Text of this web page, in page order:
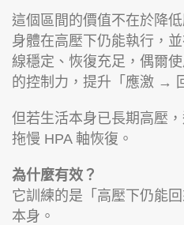
這個區間的價值不在於降
身體在高壓下仍能執行，
線穩定、恢復充足，偶爾
的控制力，提升「應激 →
但若生活本身已長期高壓
拖慢 HPA 軸恢復。
為什麼有效？
它訓練的是「高壓下仍能
本身。